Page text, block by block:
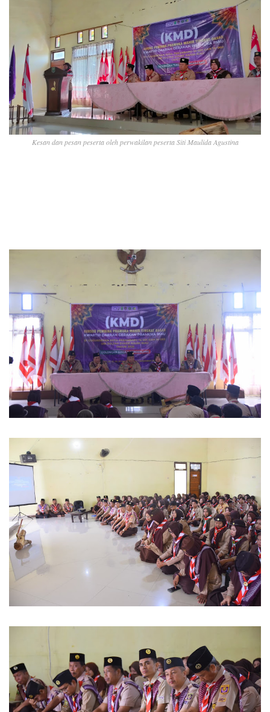
Kesan dan pesan peserta oleh perwakilan peserta Siti Maulida Agustina